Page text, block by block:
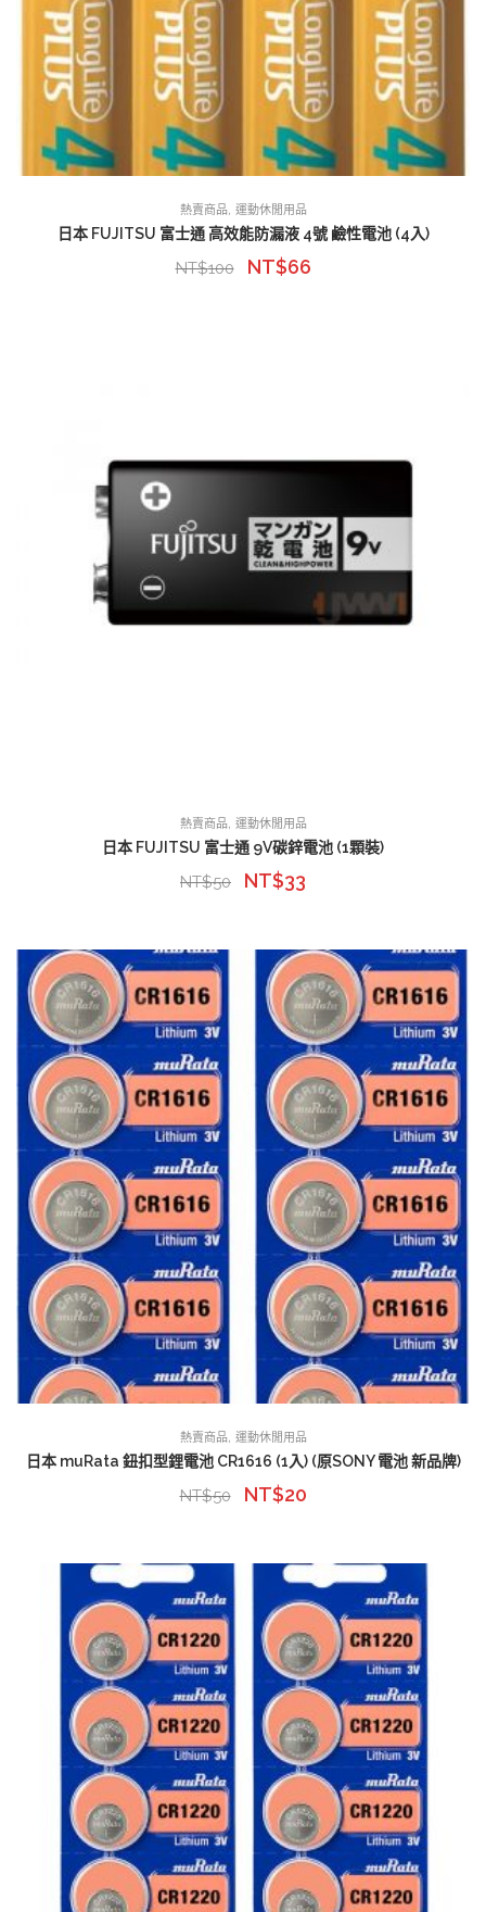
熱賣商品 運動休閒用品
日本 FUJITSU 富士通 高效能防漏液 4號 鹼性電池 (4入)
NT$100 NT$66
熱賣商品 運動休閒用品
日本 FUJITSU 富士通 9V碳鋅電池 (1顆裝)
NT$50 NT$33
熱賣商品 運動休閒用品
日本 muRata 鈕扣型鋰電池 CR1616 (1入) (原SONY 電池 新品牌)
NT$50 NT$20